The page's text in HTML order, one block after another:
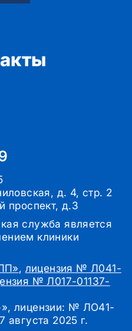
д. 4, стр. 2
проспект, д.3
служба является
клиники
, лицензия № Л041-
№ Л017-01137-
лицензии: № ЛО41-
августа 2025 г.